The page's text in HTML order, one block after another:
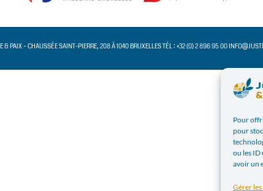
Pour
pour
ou les ID
avoir un
Gérer
& PAIX – CHAUSSÉE SAINT-PIERRE, 208 À 1040 BRUXELLES TÉL : +32 (0) 2 896 95 00